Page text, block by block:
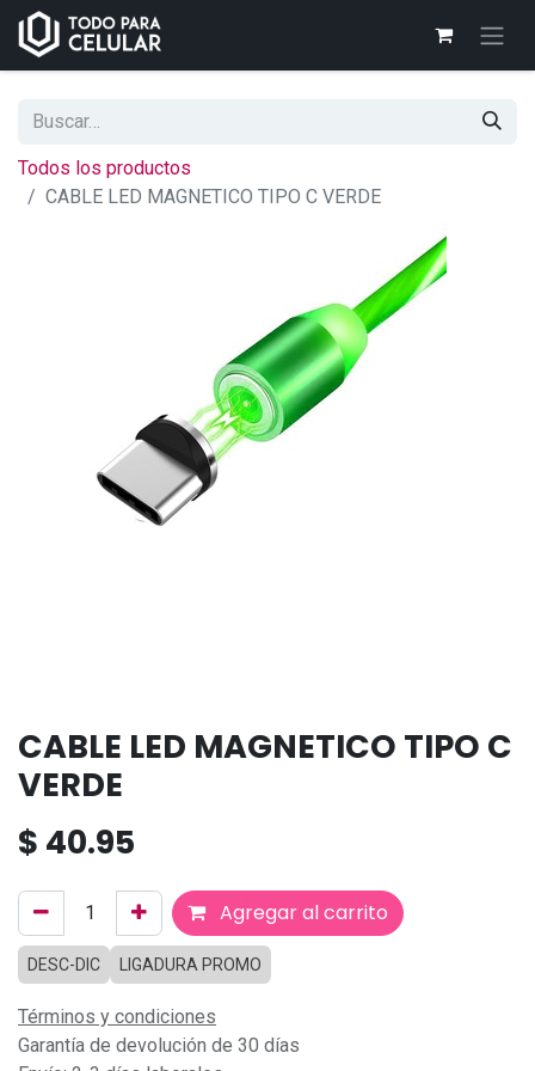
Todos los productos
CABLE LED MAGNETICO TIPO C VERDE
CABLE LED MAGNETICO TIPO C
VERDE
$ 40.95
Agregar al carrito
DESC-DIC LIGADURA PROMO
Términos y condiciones
Garantía de devolución de 30 días